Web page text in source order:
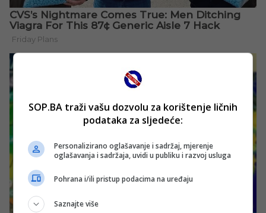
SOP.BA traži vašu dozvolu za korištenje ličnih
podataka za sljedeće:
Personalizirano oglašavanje i sadržaj, mjerenje
oglašavanja i sadržaja, uvidi u publiku i razvoj usluga
Pohrana i/ili pristup podacima na uređaju
Saznajte više